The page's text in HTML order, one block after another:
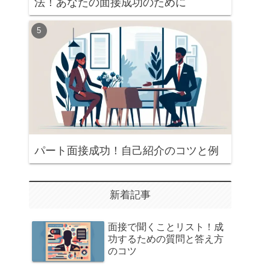
法！あなたの面接成功のために
パート面接成功！自己紹介のコツと例
新着記事
面接で聞くことリスト！成
功するための質問と答え方
のコツ